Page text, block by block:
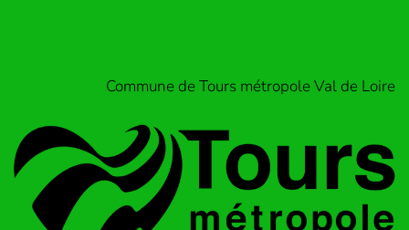
Commune de Tours métropole Val de Loire